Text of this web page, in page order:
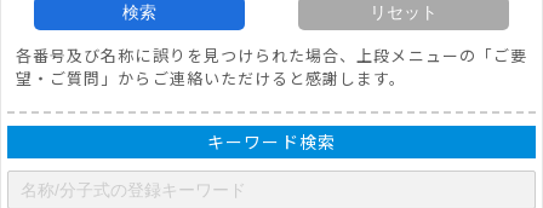
検索 リセット
各番号及び名称に誤りを見つけられた場合、上段メニューの「ご要
望・ご質問」からご連絡いただけると感謝します。
キーワード検索